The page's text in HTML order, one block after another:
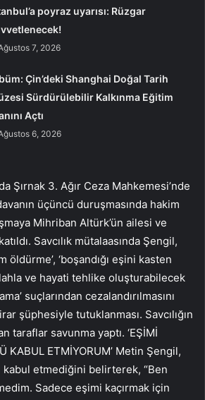
poyraz uyarısı: Rüzgar
7, 2026
Çin’deki Shanghai Doğal Tarih
Sürdürülebilir Kalkınma Eğitim
Açtı
6, 2026
Şırnak 3. Ağır Ceza Mahkemesi’nde
üçüncü duruşmasında hakim
Mihriban Altürk’ün ailesi ve
Savcılık mütalaasında Şengil,
öldürme’, ‘boşandığı eşini kasten
ve hayati tehlike oluşturabilecek
suçlarından cezalandırılmasını
şüphesiyle tutuklanması. Savcılığın
taraflar savunma yaptı. ‘EŞİMİ
KABUL ETMİYORUM’ Metin Şengil,
kabul etmediğini belirterek, “Ben
Sadece eşimi kaçırmak için